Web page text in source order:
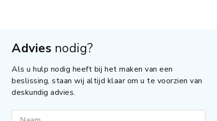
Advies nodig?
Als u hulp nodig heeft bij het maken van een
beslissing, staan wij altijd klaar om u te voorzien van
deskundig advies.